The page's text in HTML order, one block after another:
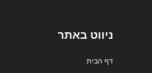
ניווט באתר
דף הבית